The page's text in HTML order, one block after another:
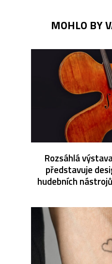
MOHLO BY
Rozsáhlá
představuje
hudebních